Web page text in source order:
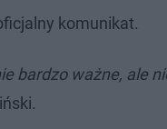
komunikat.
bardzo ważne, ale